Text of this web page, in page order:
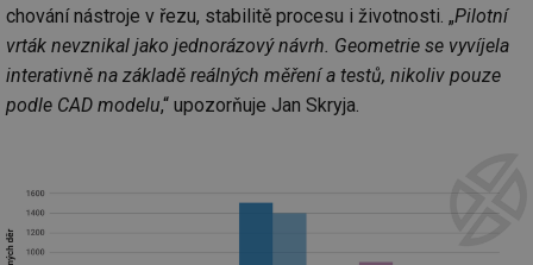
chování nástroje v řezu, stabilitě procesu i životnosti. „Pilotní
vrták nevznikal jako jednorázový návrh. Geometrie se vyvíjela
interativně na základě reálných měření a testů, nikoliv pouze
podle CAD modelu,“ upozorňuje Jan Skryja.